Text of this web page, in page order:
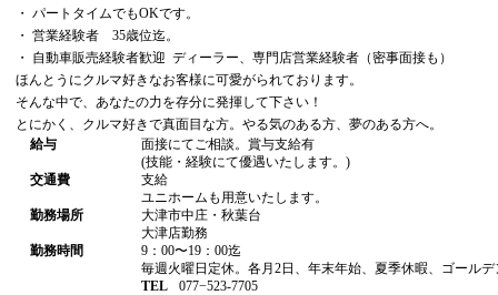
・ パートタイムでもOKです。
・ 営業経験者 35歳位迄。
・ 自動車販売経験者歓迎 ディーラー、専門店営業経験者（密事面接も）
ほんとうにクルマ好きなお客様に可愛がられております。
そんな中で、あなたの力を存分に発揮して下さい！
とにかく、クルマ好きで真面目な方。やる気のある方、夢のある方へ。
給与
面接にてご相談。賞与支給有
(技能・経験にて優遇いたします。)
交通費
支給
ユニホームも用意いたします。
勤務場所
大津市中庄・秋葉台
大津店勤務
勤務時間
9：00〜19：00迄
毎週火曜日定休。各月2日、年末年始、夏季休暇、ゴール
TEL
077−523-7705